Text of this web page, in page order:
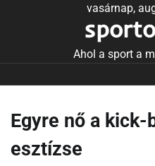
vasárnap,
Ahol a sport a
Egyre nő a
esztízse